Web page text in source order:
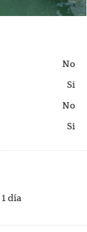
No
Si
No
Si
1 día